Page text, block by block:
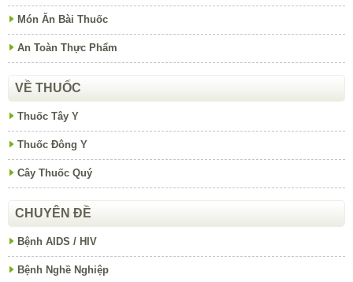
Món Ăn Bài Thuốc
An Toàn Thực Phẩm
VỀ THUỐC
Thuốc Tây Y
Thuốc Đông Y
Cây Thuốc Quý
CHUYÊN ĐỀ
Bệnh AIDS / HIV
Bệnh Nghề Nghiệp